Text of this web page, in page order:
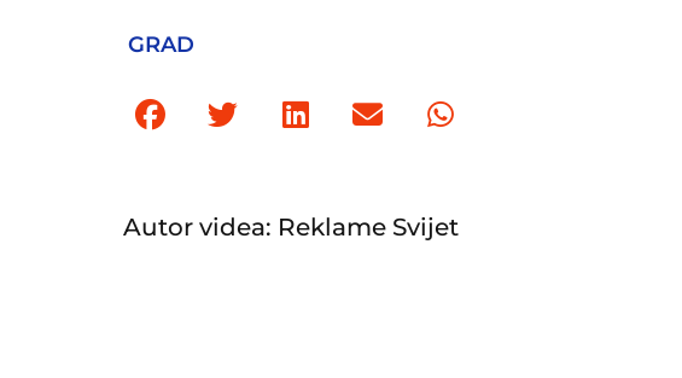
GRAD
Autor videa: Reklame Svijet